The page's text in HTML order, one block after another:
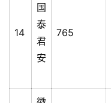
14
国
泰
君
安
765